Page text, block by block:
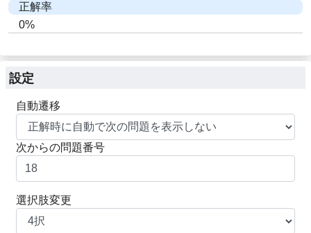
正解率
0%
設定
自動遷移
次からの問題番号
選択肢変更